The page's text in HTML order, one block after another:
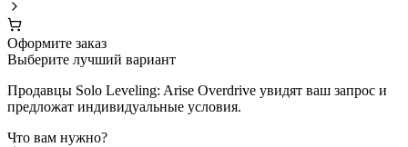
Оформите заказ
Выберите лучший вариант
Продавцы Solo Leveling: Arise Overdrive увидят ваш запрос и
предложат индивидуальные условия.
Что вам нужно?